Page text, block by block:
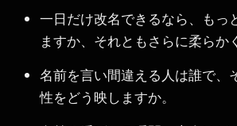
一日だけ改名できるなら、もっ
ますか、それともさらに柔らか
名前を言い間違える人は誰で、
性をどう映しますか。